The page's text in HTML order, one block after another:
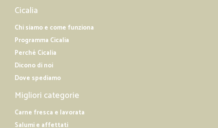
Cicalia
Chi siamo e come funziona
Programma Cicalia
Perché Cicalia
Dicono di noi
Dove spediamo
Migliori categorie
Carne fresca e lavorata
Salumi e affettati